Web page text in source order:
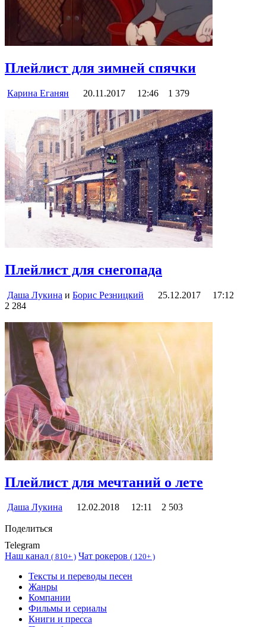
Плейлист для зимней спячки
Карина Еганян 20.11.2017 12:46 1 379
Плейлист для снегопада
Даша Лукина и Борис Резницкий 25.12.2017
17:12
2 284
Плейлист для мечтаний о лете
Даша Лукина 12.02.2018 12:11 2 503
Поделиться
Telegram
Наш канал ( 810+ ) Чат рокеров ( 120+ )
Тексты и переводы песен
Жанры
Компании
Фильмы и сериалы
Книги и пресса